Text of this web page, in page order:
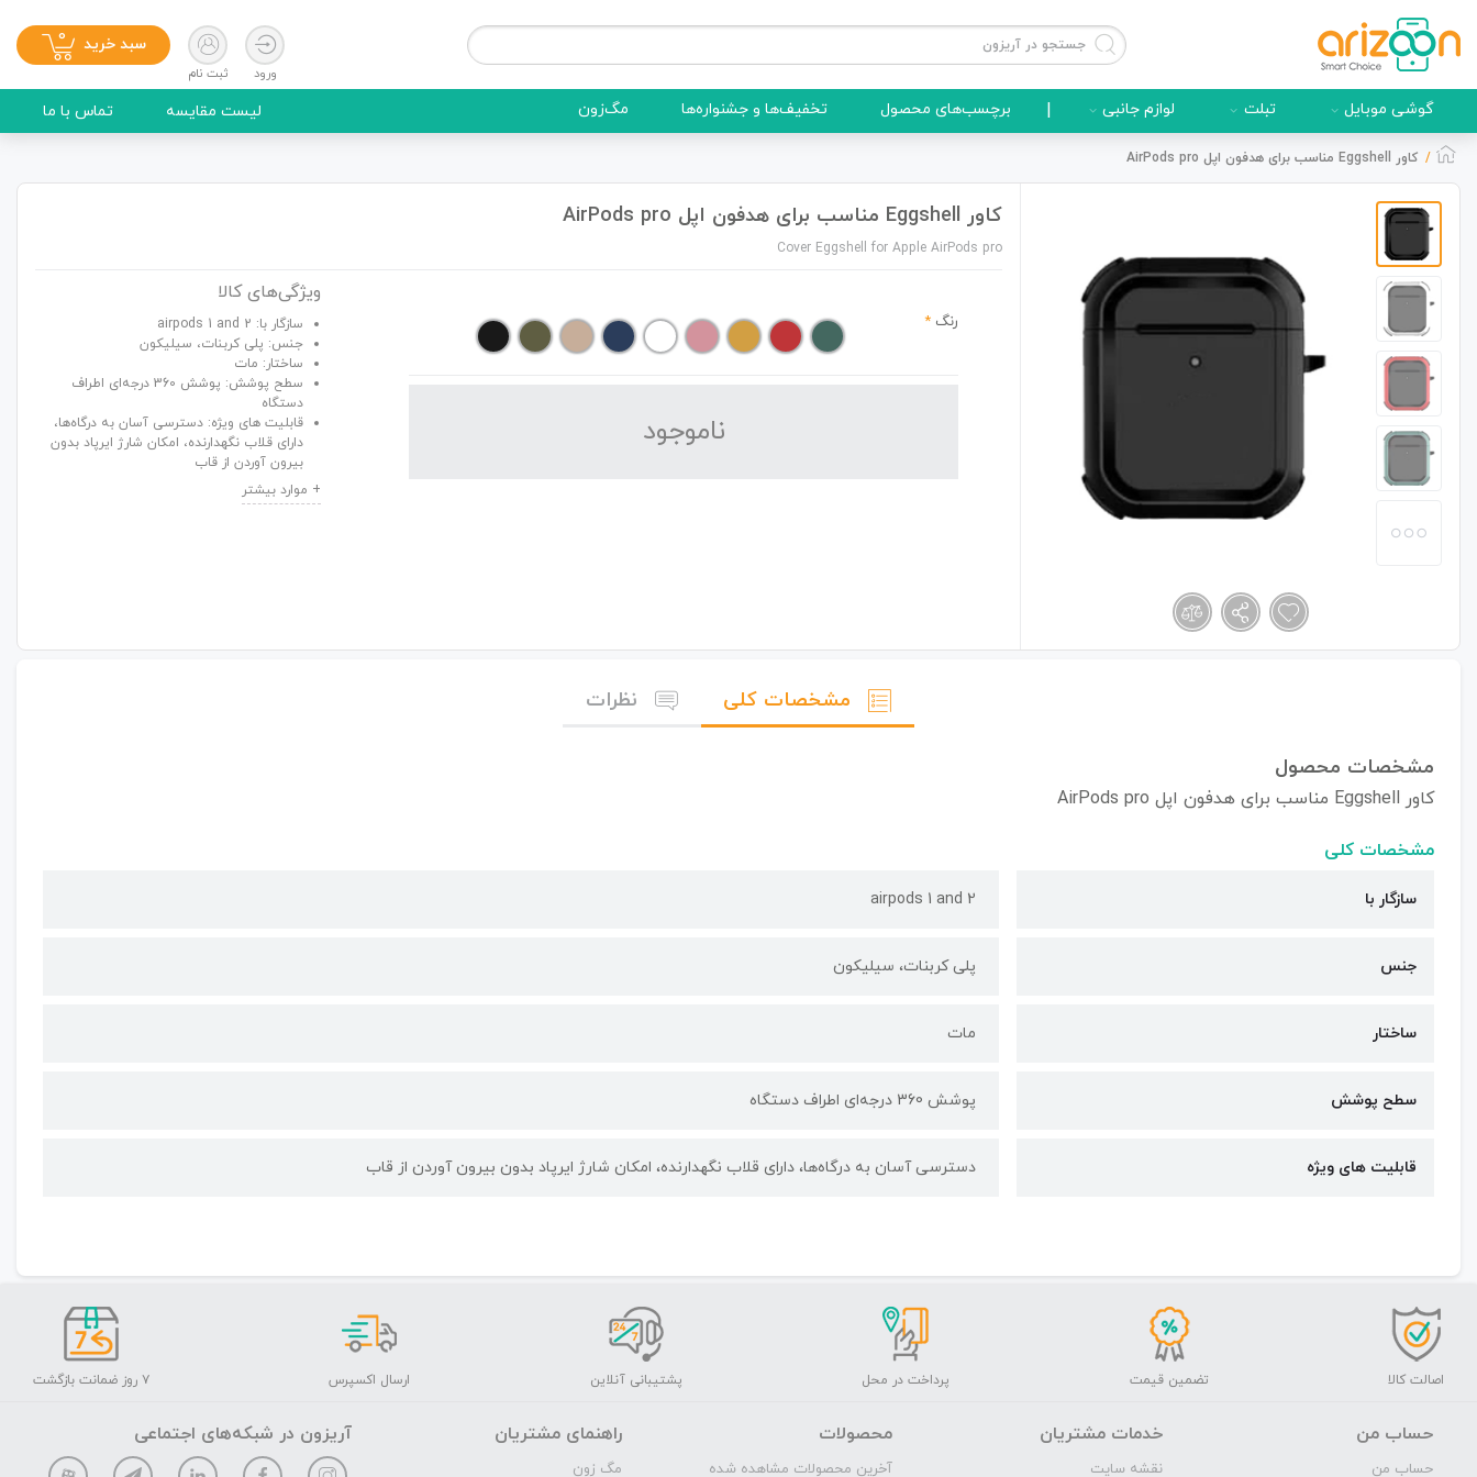
گوشی موبایل
لوازم جانبی
ورود ثبت نام
سبد خرید 0
گوشی موبایل تبلت لوازم جانبی برچسب‌های محصول تخفیف‌ها و جشنواره‌ها مگ‌زون لیست مقایسه تماس با ما
کاور Eggshell مناسب برای هدفون اپل AirPods pro
کاور Eggshell مناسب برای هدفون اپل AirPods pro
Cover Eggshell for Apple AirPods pro
رنگ *
نا‌موجود
ویژگی‌های کالا
سازگار با: airpods 1 and 2
جنس: پلی کربنات، سیلیکون
ساختار: مات
سطح پوشش: پوشش 360 درجه‌ای اطراف
دستگاه
قابلیت های ویژه: دسترسی آسان به درگاه‌ها،
دارای قلاب نگهدارنده، امکان شارژ ایرپاد بدون
بیرون آوردن از قاب
مشخصات کلی نظرات
مشخصات محصول
کاور Eggshell مناسب برای هدفون اپل AirPods pro
مشخصات کلی
سازگار با airpods 1 and 2
جنس پلی کربنات، سیلیکون
ساختار مات
سطح پوشش پوشش 360 درجه‌ای اطراف دستگاه
قابلیت های ویژه دسترسی آسان به درگاه‌ها، دارای قلاب نگهدارنده، امکان شارژ ایرپاد بدون بیرون آوردن از قاب
اصالت کالا تضمین قیمت پرداخت در محل پشتیبانی آنلاین ارسال اکسپرس ۷ روز ضمانت بازگشت
حساب من
حساب من
خدمات مشتریان
نقشه سایت
محصولات
آخرین محصولات مشاهده شده
راهنمای مشتریان
مگ‌ زون
آریزون در شبکه‌های اجتماعی